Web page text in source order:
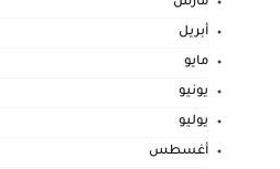
مارس
أبريل
مايو
يونيو
يوليو
أغسطس